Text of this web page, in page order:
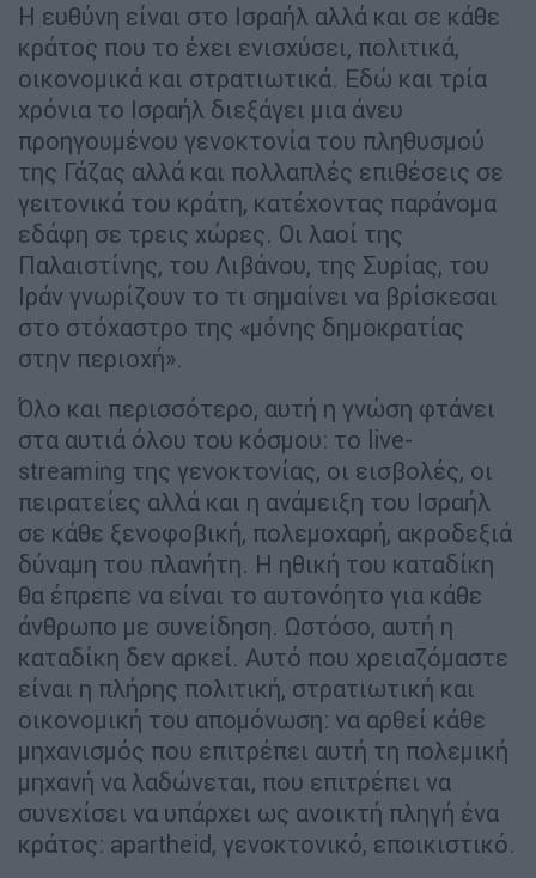
Η ευθύνη είναι στο Ισραήλ αλλά και σε κάθε
κράτος που το έχει ενισχύσει, πολιτικά,
οικονομικά και στρατιωτικά. Εδώ και τρία
χρόνια το Ισραήλ διεξάγει μια άνευ
προηγουμένου γενοκτονία του πληθυσμού
της Γάζας αλλά και πολλαπλές επιθέσεις σε
γειτονικά του κράτη, κατέχοντας παράνομα
εδάφη σε τρεις χώρες. Οι λαοί της
Παλαιστίνης, του Λιβάνου, της Συρίας, του
Ιράν γνωρίζουν το τι σημαίνει να βρίσκεσαι
στο στόχαστρο της «μόνης δημοκρατίας
στην περιοχή».
Όλο και περισσότερο, αυτή η γνώση φτάνει
στα αυτιά όλου του κόσμου: το live-
streaming της γενοκτονίας, οι εισβολές, οι
πειρατείες αλλά και η ανάμειξη του Ισραήλ
σε κάθε ξενοφοβική, πολεμοχαρή, ακροδεξιά
δύναμη του πλανήτη. Η ηθική του καταδίκη
θα έπρεπε να είναι το αυτονόητο για κάθε
άνθρωπο με συνείδηση. Ωστόσο, αυτή η
καταδίκη δεν αρκεί. Αυτό που χρειαζόμαστε
είναι η πλήρης πολιτική, στρατιωτική και
οικονομική του απομόνωση: να αρθεί κάθε
μηχανισμός που επιτρέπει αυτή τη πολεμική
μηχανή να λαδώνεται, που επιτρέπει να
συνεχίσει να υπάρχει ως ανοικτή πληγή ένα
κράτος: apartheid, γενοκτονικό, εποικιστικό.